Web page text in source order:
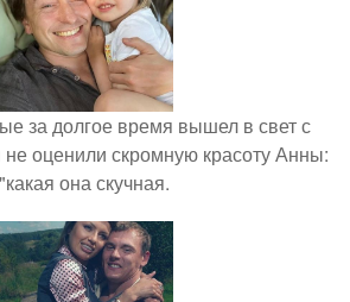
за долгое время вышел в свет с
оценили скромную красоту Анны:
"какая она скучная.